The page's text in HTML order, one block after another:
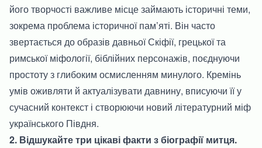
його творчості важливе місце займають історичні теми,
зокрема проблема історичної пам’яті. Він часто
звертається до образів давньої Скіфії, грецької та
римської міфології, біблійних персонажів, поєднуючи
простоту з глибоким осмисленням минулого. Кремінь
умів оживляти й актуалізувати давнину, вписуючи її у
сучасний контекст і створюючи новий літературний міф
українського Півдня.
2. Відшукайте три цікаві факти з біографії митця.